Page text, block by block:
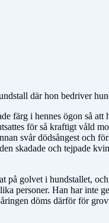
där hon bedriver
färg i hennes ögon så att
för så kraftigt våld
svår dödsångest och
skadade och tejpade
golvet i hundstallet,
personer. Han har inte
döms därför för